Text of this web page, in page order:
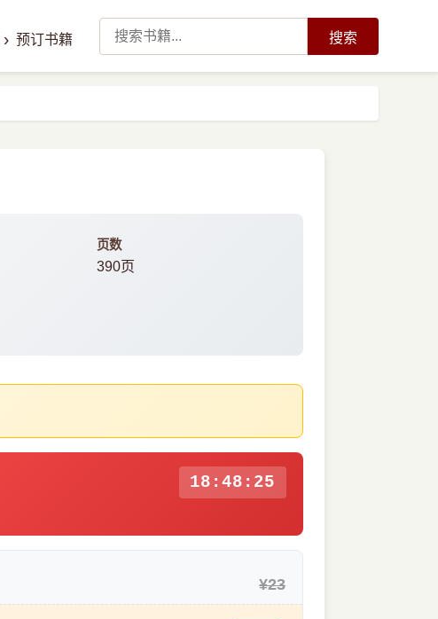
› 预订书籍 搜索
页数
390页
18:48:24
¥23